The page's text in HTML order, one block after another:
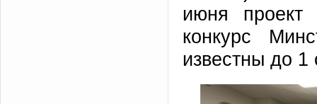
июня проект
конкурс
известны до 1